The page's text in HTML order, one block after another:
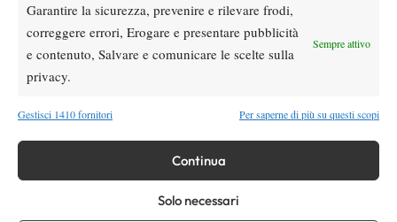
Garantire la sicurezza, prevenire e rilevare frodi,
correggere errori, Erogare e presentare pubblicità
e contenuto, Salvare e comunicare le scelte sulla
privacy.
Sempre attivo
Gestisci 1410 fornitori Per saperne di più su questi scopi
Continua
Solo necessari
di vista mentale sia pronto per questo salto di qualità. In questa
stagione si è confermato ai livelli di due anni fa quindi vedremo
se riuscirà in questo ulteriore passo in avanti. Dopo di lui vedo
anche bene Matteo Donati che, nonostante un anno travagliato, è
anche lui dovrà fare il salto di qualità.
Oltre ad essere allenatore a tempo pieno ha raggiunto anche
l’incarico di commentatore a Supertennis, come sei arrivato a
Non so neanche io come ho raggiunto l’incarico a Supertennis